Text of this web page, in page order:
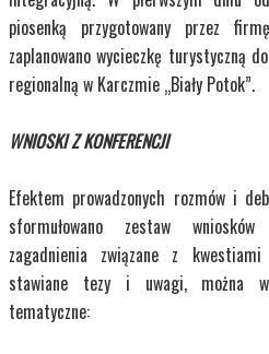
piosenką przygotowany przez
zaplanowano wycieczkę turystyczną
regionalną w Karczmie „Biały Potok”.
WNIOSKI Z KONFERENCJI
Efektem prowadzonych rozmów i
sformułowano zestaw wniosków
zagadnienia związane z kwestiami
stawiane tezy i uwagi, można
tematyczne: